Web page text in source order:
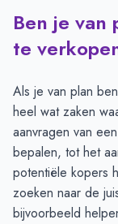
Transacties en
Maand
Juli
7
Augustus
September
5
November
December
Januari
2
Februari
1
Ben je van
te
Als je van plan
heel wat zaken
aanvragen van
bepalen, tot het
potentiële kopers
zoeken naar de
bijvoorbeeld